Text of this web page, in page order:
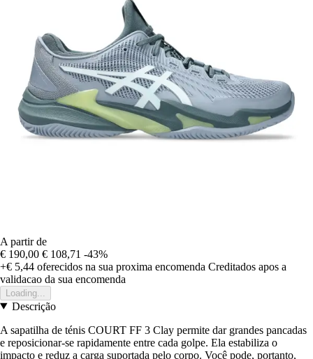
A partir de
€ 190,00 € 108,71 -43%
+€ 5,44 oferecidos na sua proxima encomenda Creditados apos a
validacao da sua encomenda
Loading...
Descrição
A sapatilha de ténis COURT FF 3 Clay permite dar grandes pancadas
e reposicionar-se rapidamente entre cada golpe. Ela estabiliza o
impacto e reduz a carga suportada pelo corpo. Você pode, portanto,